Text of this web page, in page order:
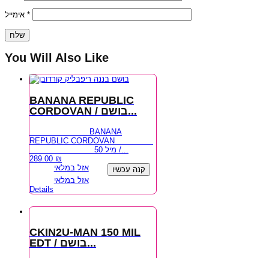
*
You Will Also Like
BANANA REPUBLIC
CORDOVAN / בושם...
BANANA
REPUBLIC CORDOVAN
50 מיל /...
289.00 ₪
אזל במלאי
קנה עכשיו
אזל במלאי
Details
CKIN2U-MAN 150 MIL
EDT / בושם...